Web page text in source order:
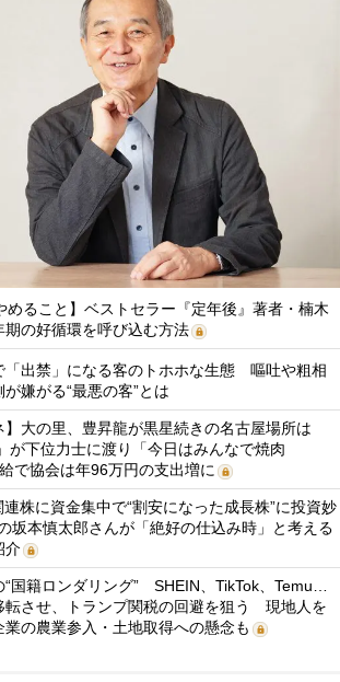
めること】ベストセラー『定年後』著者・楠木
期の好循環を呼び込む方法
「出禁」になる客のトホホな生態 嘔吐や粗相
嫌がる“最悪の客”とは
】大の里、豊昇龍が黒星続きの名古屋場所は
が下位力士に渡り「今日はみんなで焼肉
で協会は年96万円の支出増に
株に資金集中で“割安になった成長株”に投資妙
本慎太郎さんが「絶好の仕込み時」と考える
介
“国籍ロンダリング” SHEIN、TikTok、Temu…
転させ、トランプ関税の回避を狙う 現地人を
の農業参入・土地取得への懸念も